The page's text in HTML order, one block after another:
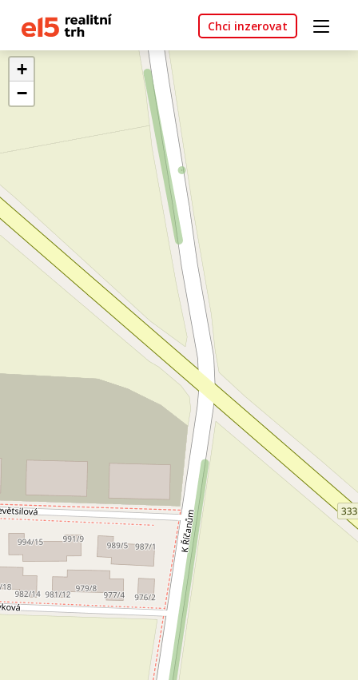
Chci inzerovat
+
−